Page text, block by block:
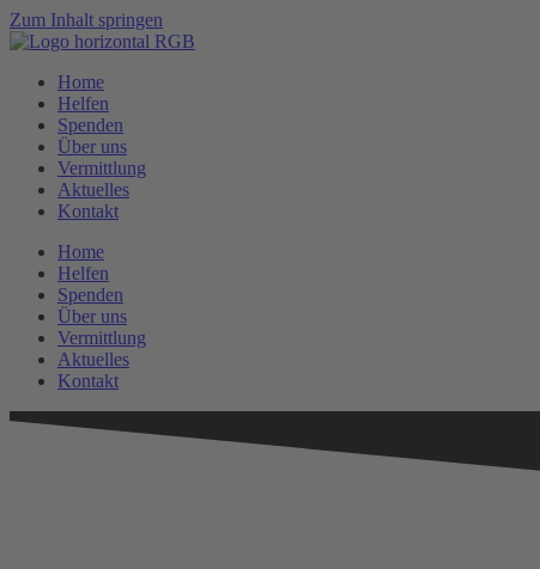
Zum Inhalt springen
Home
Helfen
Spenden
Über uns
Vermittlung
Aktuelles
Kontakt
Home
Helfen
Spenden
Über uns
Vermittlung
Aktuelles
Kontakt